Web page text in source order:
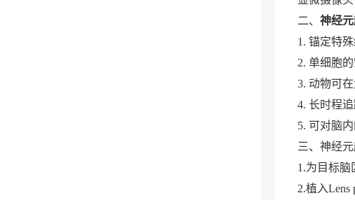
二、 神经
1. 锚定特殊细
2. 单细胞的空
3. 动物可在
4. 长时程追踪
5. 可对脑内
三、神经元超
1.为目标脑区
2.植入Lens